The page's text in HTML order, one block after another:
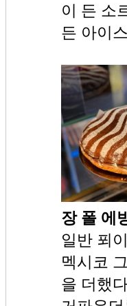
이 든 소
든 아이
장 폴 에
일반 푀
멕시코
을 더했